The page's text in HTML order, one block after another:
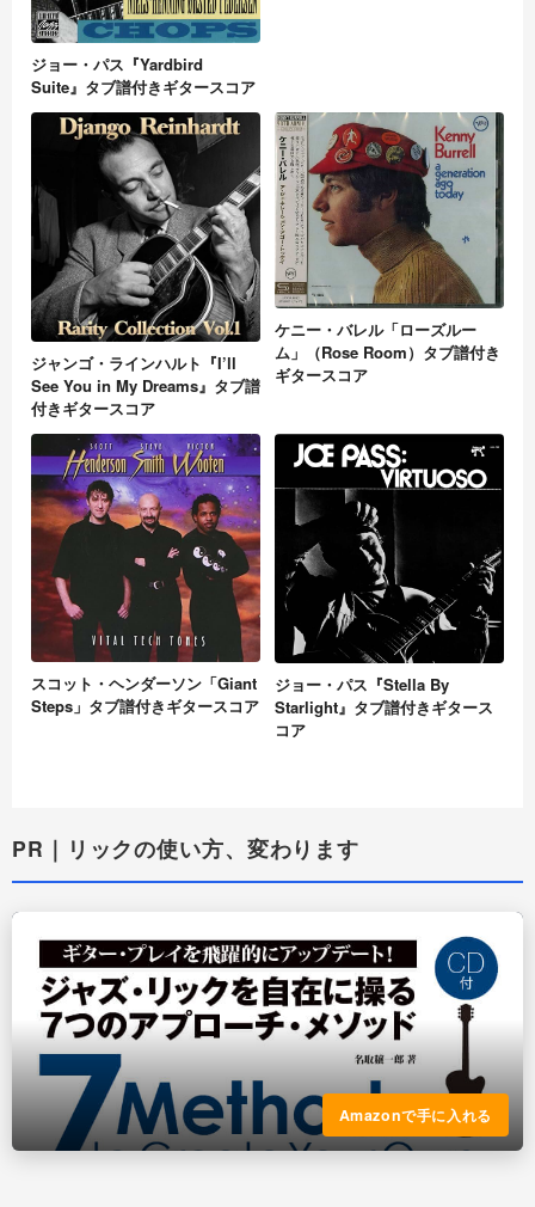
ジョー・パス『Yardbird
Suite』タブ譜付きギタースコア
ジャンゴ・ラインハルト『I’ll
See You in My Dreams』タブ譜
付きギタースコア
ケニー・バレル「ローズルー
ム」（Rose Room）タブ譜付き
ギタースコア
スコット・ヘンダーソン「Giant
Steps」タブ譜付きギタースコア
ジョー・パス『Stella By
Starlight』タブ譜付きギタース
コア
PR｜リックの使い方、変わります
Amazonで手に入れる